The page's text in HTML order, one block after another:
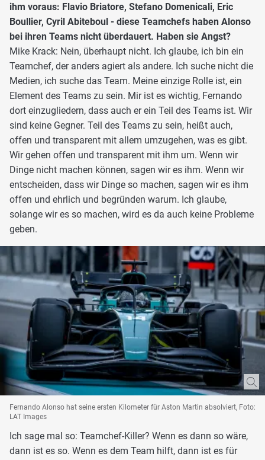
ihm voraus: Flavio Briatore, Stefano Domenicali, Eric
Boullier, Cyril Abiteboul - diese Teamchefs haben Alonso
bei ihren Teams nicht überdauert. Haben sie Angst?
Mike Krack: Nein, überhaupt nicht. Ich glaube, ich bin ein
Teamchef, der anders agiert als andere. Ich suche nicht die
Medien, ich suche das Team. Meine einzige Rolle ist, ein
Element des Teams zu sein. Mir ist es wichtig, Fernando
dort einzugliedern, dass auch er ein Teil des Teams ist. Wir
sind keine Gegner. Teil des Teams zu sein, heißt auch,
offen und transparent mit allem umzugehen, was es gibt.
Wir gehen offen und transparent mit ihm um. Wenn wir
Dinge nicht machen können, sagen wir es ihm. Wenn wir
entscheiden, dass wir Dinge so machen, sagen wir es ihm
offen und ehrlich und begründen warum. Ich glaube,
solange wir es so machen, wird es da auch keine Probleme
geben.
Fernando Alonso hat seine ersten Kilometer für Aston Martin absolviert, Foto:
LAT Images
Ich sage mal so: Teamchef-Killer? Wenn es dann so wäre,
dann ist es so. Wenn es dem Team hilft, dann ist es für